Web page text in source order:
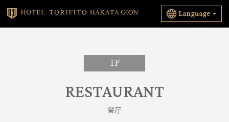
Language
1F
RESTAURANT
餐厅